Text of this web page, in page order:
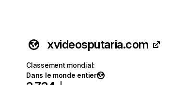
xvideosputaria.com
Classement mondial:
Dans le monde entier